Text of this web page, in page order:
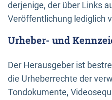
derjenige, der über Links
Veröffentlichung lediglich
Urheber- und
Der Herausgeber ist
die Urheberrechte der
Tondokumente,